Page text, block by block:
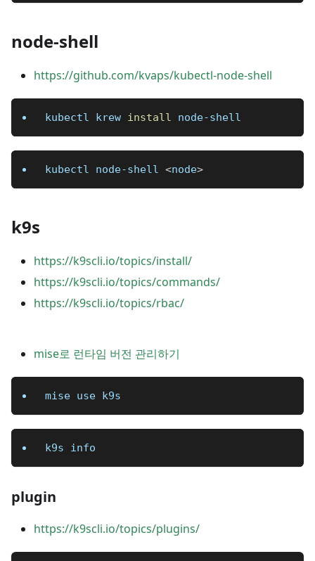
node-shell
https://github.com/kvaps/kubectl-node-shell
kubectl krew install node-shell
kubectl node-shell <node>
k9s
https://k9scli.io/topics/install/
https://k9scli.io/topics/commands/
https://k9scli.io/topics/rbac/
mise로 런타임 버전 관리하기
mise use k9s
k9s info
plugin
https://k9scli.io/topics/plugins/